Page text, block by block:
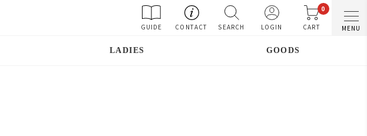
GUIDE CONTACT SEARCH LOGIN
0
CART MENU
LADIES GOODS